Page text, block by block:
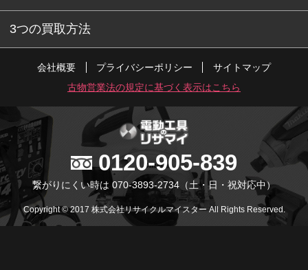
3つの買取方法
会社概要 プライバシーポリシー
サイトマップ
古物営業法の規定に基づく表示はこちら
0120-905-839
繋がりにくい時は 070-3893-2734 （土・日・祝対応中）
Copyright © 2017 株式会社リサイクルマイスター All Rights Reserved.